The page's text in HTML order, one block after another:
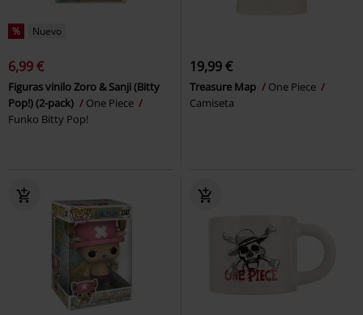
% Nuevo
6,99 €
Figuras vinilo Zoro & Sanji (Bitty
Pop!) (2-pack)
One Piece
Funko Bitty Pop!
19,99 €
Treasure Map
One Piece
Camiseta